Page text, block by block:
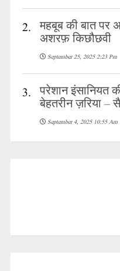
2. महबूब की बात पर
अशरफ़ किछौछवी
September 25, 2025 2:23 Pm
3. परेशान इंसानियत
बेहतरीन ज़रिया
September 4, 2025 10:55 Am